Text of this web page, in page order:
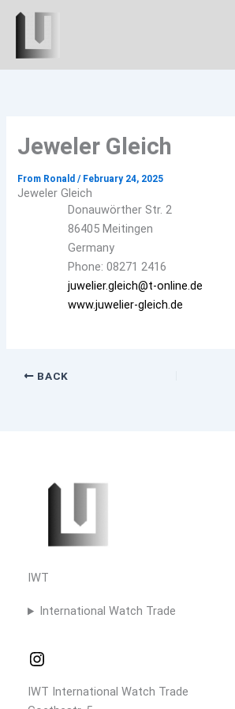
Skip
content
Jeweler Gleich
From Ronald / February 24, 2025
Jeweler Gleich
Donauwörther Str. 2
86405 Meitingen
Germany
Phone: 08271 2416
juwelier.gleich@t-online.de
www.juwelier-gleich.de
BACK
IWT
International Watch Trade
IWT International Watch Trade